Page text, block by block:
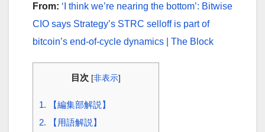
From: ‘I think we’re nearing the bottom’: Bitwise
CIO says Strategy’s STRC selloff is part of
bitcoin’s end-of-cycle dynamics | The Block
目次 [非表示]
1. 【編集部解説】
2. 【用語解説】